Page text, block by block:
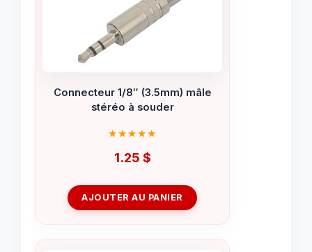
Connecteur 1/8″ (3.5mm) mâle
stéréo à souder
1.25 $
AJOUTER AU PANIER